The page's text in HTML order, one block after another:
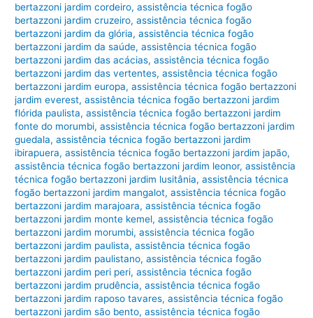
bertazzoni jardim cordeiro,assistência técnica fogão
bertazzoni jardim cruzeiro,assistência técnica fogão
bertazzoni jardim da glória,assistência técnica fogão
bertazzoni jardim da saúde,assistência técnica fogão
bertazzoni jardim das acácias,assistência técnica fogão
bertazzoni jardim das vertentes,assistência técnica fogão
bertazzoni jardim europa,assistência técnica fogão bertazzoni
jardim everest,assistência técnica fogão bertazzoni jardim
flórida paulista,assistência técnica fogão bertazzoni jardim
fonte do morumbi,assistência técnica fogão bertazzoni jardim
guedala,assistência técnica fogão bertazzoni jardim
ibirapuera,assistência técnica fogão bertazzoni jardim japão,
assistência técnica fogão bertazzoni jardim leonor,assistência
técnica fogão bertazzoni jardim lusitânia,assistência técnica
fogão bertazzoni jardim mangalot,assistência técnica fogão
bertazzoni jardim marajoara,assistência técnica fogão
bertazzoni jardim monte kemel,assistência técnica fogão
bertazzoni jardim morumbi,assistência técnica fogão
bertazzoni jardim paulista,assistência técnica fogão
bertazzoni jardim paulistano,assistência técnica fogão
bertazzoni jardim peri peri,assistência técnica fogão
bertazzoni jardim prudência,assistência técnica fogão
bertazzoni jardim raposo tavares,assistência técnica fogão
bertazzoni jardim são bento,assistência técnica fogão